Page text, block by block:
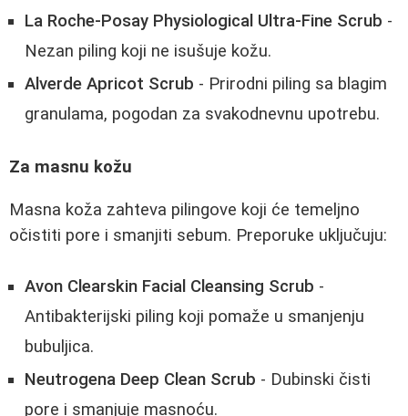
La Roche-Posay Physiological Ultra-Fine Scrub -
Nezan piling koji ne isušuje kožu.
Alverde Apricot Scrub - Prirodni piling sa blagim
granulama, pogodan za svakodnevnu upotrebu.
Za masnu kožu
Masna koža zahteva pilingove koji će temeljno
očistiti pore i smanjiti sebum. Preporuke uključuju:
Avon Clearskin Facial Cleansing Scrub -
Antibakterijski piling koji pomaže u smanjenju
bubuljica.
Neutrogena Deep Clean Scrub - Dubinski čisti
pore i smanjuje masnoću.